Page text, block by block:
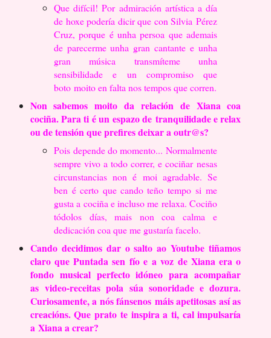
Que difícil! Por admiración artística a día
de hoxe podería dicir que con Silvia Pérez
Cruz, porque é unha persoa que ademais
de parecerme unha gran cantantee unha
gran música transmíteme unha
sensibilidade e un compromiso que
botomoito en falta nos tempos que corren.
Non sabemos moito da relación de Xiana coa
cociña. Para ti é un espazo de tranquilidade e relax
ou de tensión que prefires deixar a outr@s?
Pois depende do momento... Normalmente
sempre vivo a todo correr, e cociñar nesas
circunstancias non é moi agradable. Se
ben é certo que cando teño temposi me
gusta a cociña e incluso me relaxa. Cociño
tódolos días, mais non coacalma e
dedicación coa que me gustaría facelo.
Cando decidimos dar o salto ao Youtube tiñamos
claro que Puntada sen fío ea voz de Xiana era o
fondo musical perfecto idóneo para acompañar
as video-receitas pola súa sonoridade e dozura.
Curiosamente, a nós fánsenos máis apetitosas así as
creacións. Que prato te inspira a ti, cal impulsaría
a Xiana a crear?